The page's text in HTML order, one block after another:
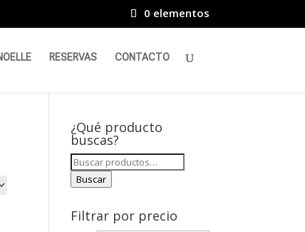
0 elementos
RESERVAS CONTACTO
¿Qué producto
buscas?
Buscar
por:
Buscar
Filtrar por precio